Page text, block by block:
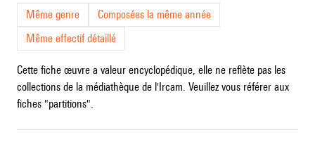
Même genre
Composées la même année
Même effectif détaillé
Cette fiche œuvre a valeur encyclopédique, elle ne reflète pas les
collections de la médiathèque de l'Ircam. Veuillez vous référer aux
fiches "partitions".